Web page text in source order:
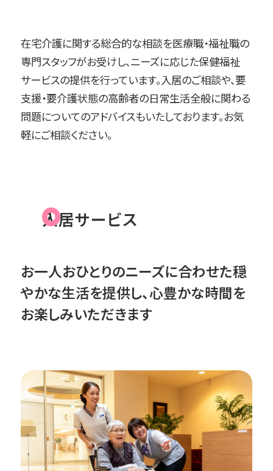
在宅介護に関する総合的な相談を医療職・福祉職の
専門スタッフがお受けし、ニーズに応じた保健福祉
サービスの提供を行っています。入居のご相談や、要
支援・要介護状態の高齢者の日常生活全般に関わる
問題についてのアドバイスもいたしております。お気
軽にご相談ください。
入居サービス
お一人おひとりのニーズに合わせた穏
やかな生活を提供し、心豊かな時間を
お楽しみいただきます